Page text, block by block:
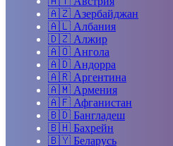
🇦🇿 Азербайджан
🇦🇱 Албания
🇩🇿 Алжир
🇦🇴 Ангола
🇦🇩 Андорра
🇦🇷 Аргентина
🇦🇲 Армения
🇦🇫 Афганистан
🇧🇩 Бангладеш
🇧🇭 Бахрейн
🇧🇾 Беларусь